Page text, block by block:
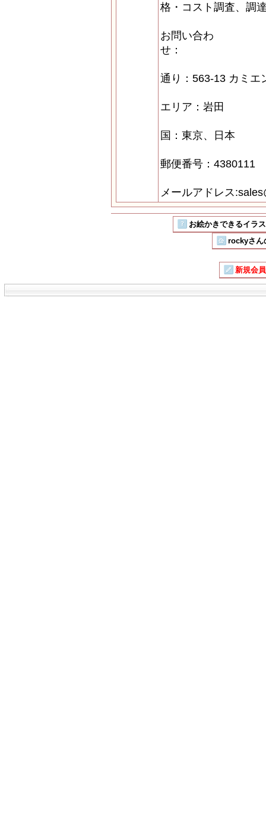
格・コスト調査、調
お問い合わ
通り：563-13 カミエ
エリア：岩田
国：東京、日本
郵便番号：4380111
メールアドレス
お絵かきできるイラ
rockyさん
新規会